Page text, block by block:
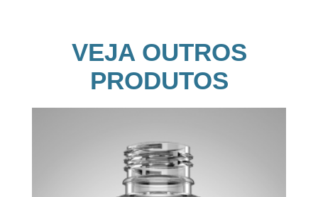
VEJA OUTROS
PRODUTOS